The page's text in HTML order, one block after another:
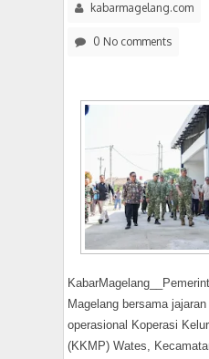
kabarmagelang.com
0 No comments
Magelang bersama
operasional Koperasi
(KKMP) Wates,